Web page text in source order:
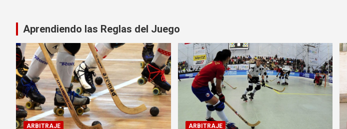
Aprendiendo las Reglas del Juego
ARBITRAJE ARBITRAJE